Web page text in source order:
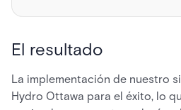
El resultado
La implementación de nuestro
Hydro Ottawa para el éxito, lo